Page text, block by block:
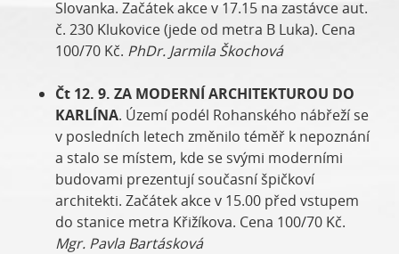
Slovanka. Začátek akce v 17.15 na zastávce aut.
č. 230 Klukovice (jede od metra B Luka). Cena
100/70 Kč. PhDr. Jarmila Škochová
Čt 12. 9. ZA MODERNÍ ARCHITEKTUROU DO
KARLÍNA. Území podél Rohanského nábřeží se
v posledních letech změnilo téměř k nepoznání
a stalo se místem, kde se svými moderními
budovami prezentují současní špičkoví
architekti. Začátek akce v 15.00 před vstupem
do stanice metra Křižíkova. Cena 100/70 Kč.
Mgr. Pavla Bartásková